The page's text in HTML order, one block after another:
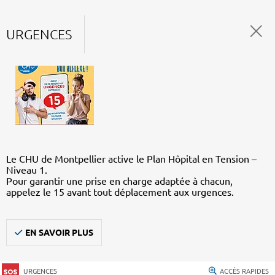
URGENCES
Le CHU de Montpellier active le Plan Hôpital en Tension –
Niveau 1.
Pour garantir une prise en charge adaptée à chacun,
appelez le 15 avant tout déplacement aux urgences.
EN SAVOIR PLUS
URGENCES ACCÈS RAPIDES